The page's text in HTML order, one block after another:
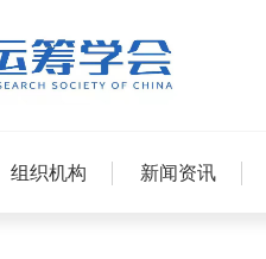
组织机构 新闻资讯